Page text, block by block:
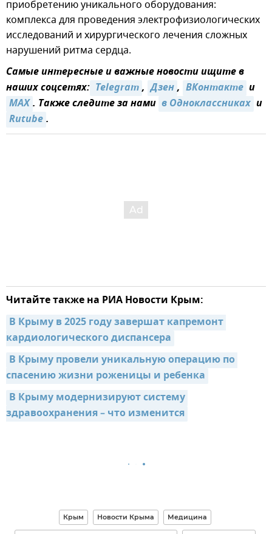
приобретению уникального оборудования:
комплекса для проведения электрофизиологических
исследований и хирургического лечения сложных
нарушений ритма сердца.
Самые интересные и важные новости ищите в
наших соцсетях: Telegram, Дзен, ВКонтакте и
MAX. Также следите за нами в Одноклассниках и
Rutube.
Читайте также на РИА Новости Крым:
В Крыму в 2025 году завершат капремонт
кардиологического диспансера
В Крыму провели уникальную операцию по
спасению жизни роженицы и ребенка
В Крыму модернизируют систему
здравоохранения – что изменится
Крым Новости Крыма Медицина